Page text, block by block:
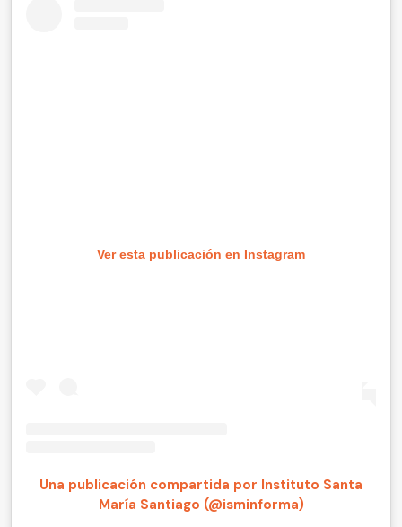
Ver esta publicación en Instagram
Una publicación compartida por Instituto Santa
María Santiago (@isminforma)